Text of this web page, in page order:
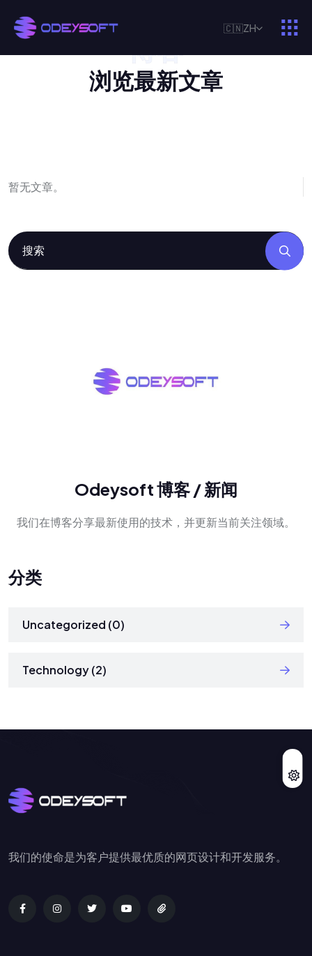
🇨🇳ZH
博客
浏览最新文章
暂无文章。
Odeysoft 博客 / 新闻
我们在博客分享最新使用的技术，并更新当前关注领域。
分类
Uncategorized (0)
Technology (2)
我们的使命是为客户提供最优质的网页设计和开发服务。